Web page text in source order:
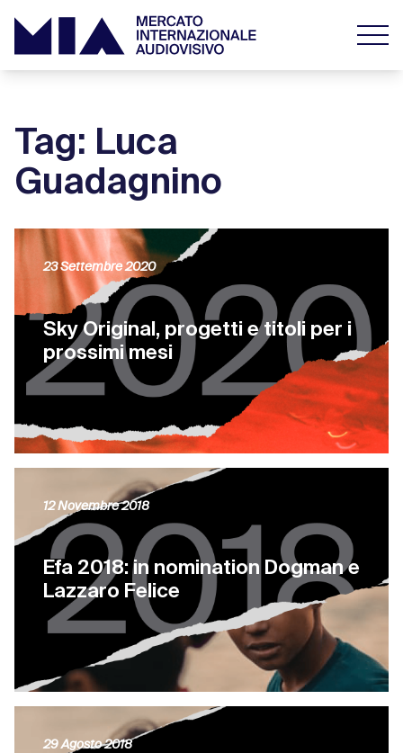
Tag: Luca
Guadagnino
Sky Original, progetti e titoli per i
prossimi mesi
23 Settembre 2020
Efa 2018: in nomination Dogman e
Lazzaro Felice
12 Novembre 2018
29 Agosto 2018